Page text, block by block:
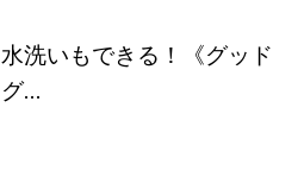
水洗いもできる！《グッド
グ...